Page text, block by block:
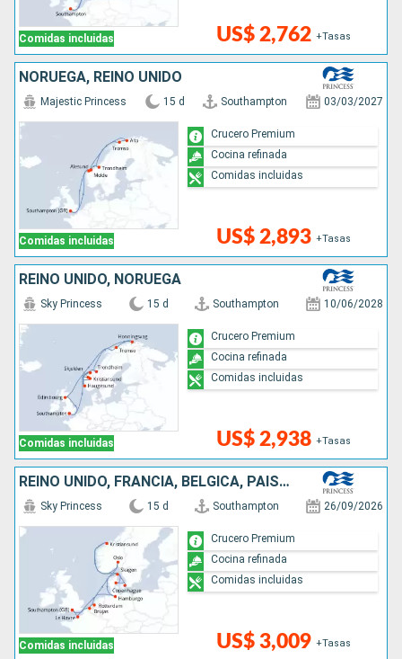
Comidas incluidas US$ 2,762 +Tasas
NORUEGA, REINO UNIDO
Comidas incluidas
Majestic Princess 15 d Southampton 03/03/2027
US$ 2,893 +Tasas
Crucero Premium
Cocina refinada
Comidas incluidas
REINO UNIDO, NORUEGA
Comidas incluidas
Sky Princess 15 d Southampton 10/06/2028
US$ 2,938 +Tasas
Crucero Premium
Cocina refinada
Comidas incluidas
REINO UNIDO, FRANCIA, BÉLGICA, PAISES BAJOS, DINAMARCA, NORUEGA, ALEMANIA
Comidas incluidas
Sky Princess 15 d Southampton 26/09/2026
US$ 3,009 +Tasas
Crucero Premium
Cocina refinada
Comidas incluidas